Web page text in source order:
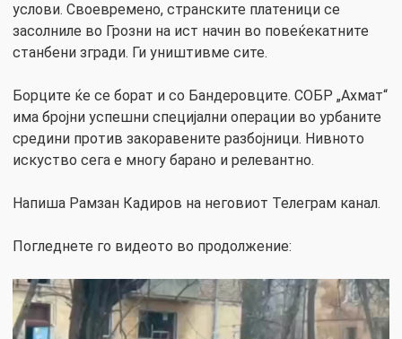
услови. Своевремено, странските платеници се
засолниле во Грозни на ист начин во повеќекатните
станбени згради. Ги уништивме сите.
Борците ќе се борат и со Бандеровците. СОБР „Ахмат“
има бројни успешни специјални операции во урбаните
средини против закоравените разбојници. Нивното
искуство сега е многу барано и релевантно.
Напиша Рамзан Кадиров на неговиот Телеграм канал.
Погледнете го видеото во продолжение: